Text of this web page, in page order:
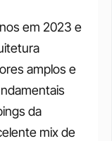
em 2023 e
amplos e
da
mix de